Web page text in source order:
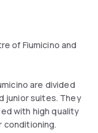
of Fiumicino and
are divided
junior suites. They
with high quality
conditioning.